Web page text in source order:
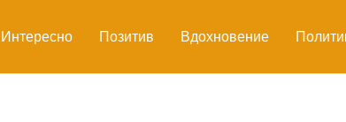
Интересно Позитив Вдохновение